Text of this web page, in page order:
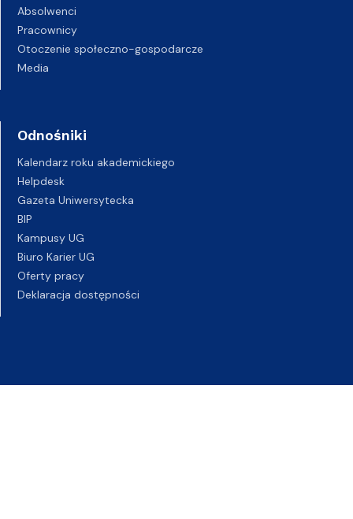
Absolwenci
Pracownicy
Otoczenie społeczno-gospodarcze
Media
Odnośniki
Kalendarz roku akademickiego
Helpdesk
Gazeta Uniwersytecka
BIP
Kampusy UG
Biuro Karier UG
Oferty pracy
Deklaracja dostępności